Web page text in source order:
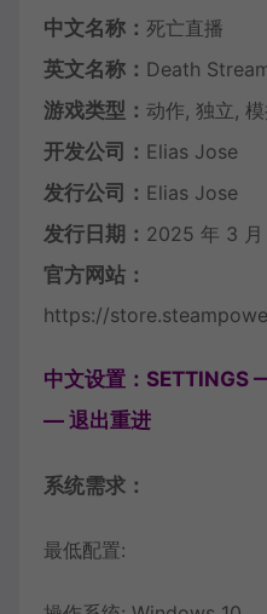
中文名称： 死亡直播
英文名称： Death
游戏类型： 动作, 独立,
开发公司： Elias Jose
发行公司： Elias Jose
发行日期： 2025 年 3 月
官方网站：
https://
中文设置：SETTINGS
— 退出重进
系统需求：
最低配置: